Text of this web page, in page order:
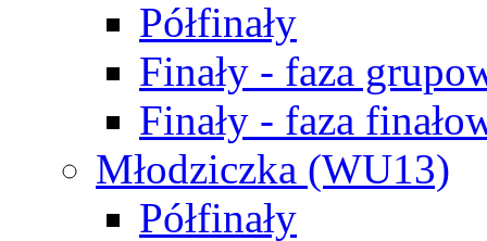
Półfinały
Finały - faza
Finały - faza
Młodziczka (WU13)
Półfinały